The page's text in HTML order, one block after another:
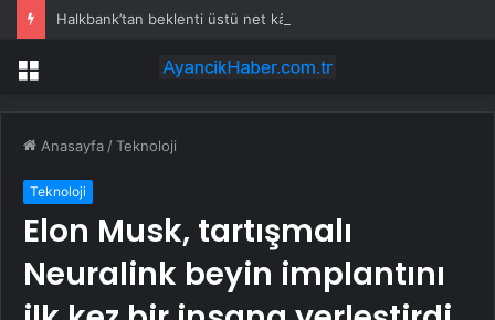
Halkbank’tan beklenti üstü net kâr
Menü
Anasayfa /Teknoloji
Teknoloji
Elon Musk, tartışmalı
Neuralink beyin implantını